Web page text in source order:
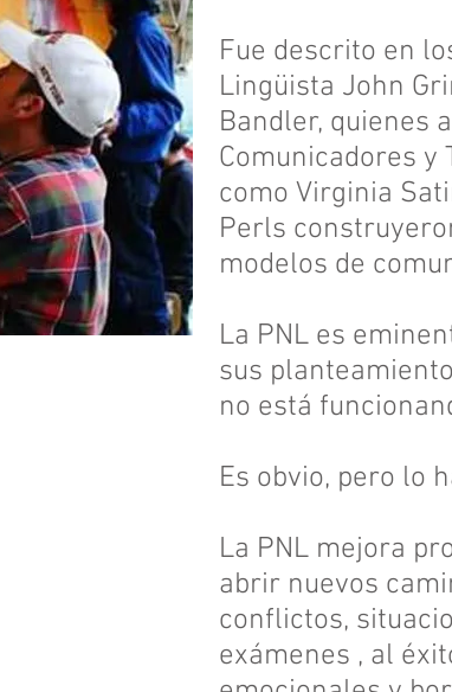
Fue descrito en
Lingüista John
Bandler, quienes
Comunicadores y
como Virginia
Perls
modelos de
La PNL es
sus
no está
Es obvio, pero lo
La PNL mejora
abrir nuevos
conflictos,
exámenes , al